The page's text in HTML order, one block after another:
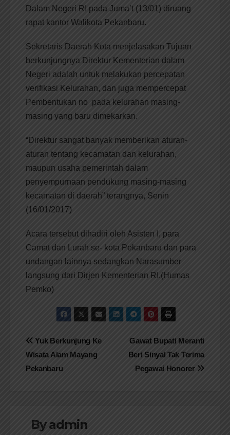
Dalam Negeri RI pada Juma’t (13/01) diruang
rapat kantor Walikota Pekanbaru.
Sekretaris Daerah Kota menjelasakan Tujuan
berkunjungnya Direktur Kementerian dalam
Negeri adalah untuk melakukan percepatan
verifikasi Kelurahan, dan juga mempercepat
Pembentukan no pada kelurahan masing-
masing yang baru dimekarkan.
“Direktur sangat banyak memberikan aturan-
aturan tentang kecamatan dan kelurahan,
maupun usaha pemerintah dalam
penyempurnaan pendukung masing-masing
kecamatan di daerah” terangnya, Senin
(16/01/2017)
Acara tersebut dihadiri oleh Asisten I, para
Camat dan Lurah se- kota Pekanbaru dan para
undangan lainnya sedangkan Narasumber
langsung dari Dirjen Kementerian RI.(Humas
Pemko)
Navigasi
pos
Gawat Bupati Meranti
Beri Sinyal Tak Terima
Pegawai Honorer
Yuk Berkunjung Ke
Wisata Alam Mayang
Pekanbaru
Byadmin